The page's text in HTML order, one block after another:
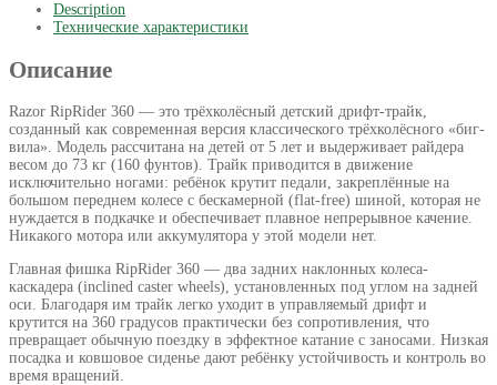
Description
Технические характеристики
Описание
Razor RipRider 360 — это трёхколёсный детский дрифт-трайк,
созданный как современная версия классического трёхколёсного «биг-
вила». Модель рассчитана на детей от 5 лет и выдерживает райдера
весом до 73 кг (160 фунтов). Трайк приводится в движение
исключительно ногами: ребёнок крутит педали, закреплённые на
большом переднем колесе с бескамерной (flat-free) шиной, которая не
нуждается в подкачке и обеспечивает плавное непрерывное качение.
Никакого мотора или аккумулятора у этой модели нет.
Главная фишка RipRider 360 — два задних наклонных колеса-
каскадера (inclined caster wheels), установленных под углом на задней
оси. Благодаря им трайк легко уходит в управляемый дрифт и
крутится на 360 градусов практически без сопротивления, что
превращает обычную поездку в эффектное катание с заносами. Низкая
посадка и ковшовое сиденье дают ребёнку устойчивость и контроль во
время вращений.